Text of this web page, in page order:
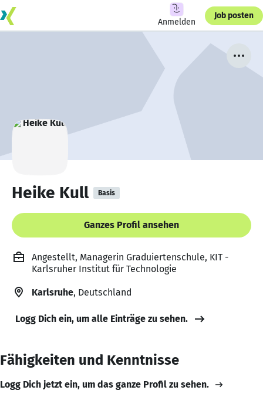
Anmelden
Job posten
Heike Kull Basis
Ganzes Profil ansehen
Angestellt, Managerin Graduiertenschule, KIT -
Karlsruher Institut für Technologie
Karlsruhe, Deutschland
Logg Dich ein, um alle Einträge zu sehen.
Fähigkeiten und Kenntnisse
Logg Dich jetzt ein, um das ganze Profil zu sehen.